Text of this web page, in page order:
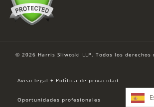
© 2026 Harris Sliwoski LLP. Todos los derechos
Aviso legal + Política de privacidad
Oportunidades profesionales